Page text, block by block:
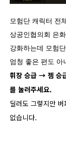
모험단 캐릭터 전
상공인협의회 은
강화하는데 모험
엄청 좋은 편도 아
휘장 승급 → 젬 승
를 눌러주세요.
딜러도 그렇지만
없습니다.